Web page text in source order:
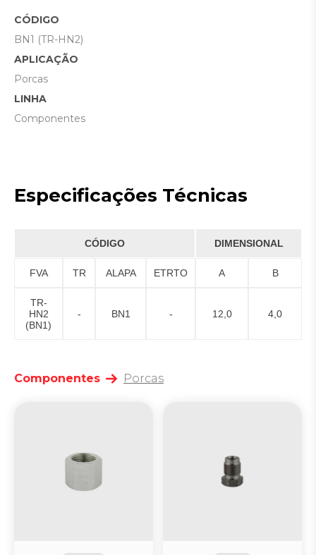
CÓDIGO
BN1 (TR-HN2)
APLICAÇÃO
Porcas
LINHA
Componentes
Especificações Técnicas
CÓDIGO DIMENSIONAL
FVA TR ALAPA ETRTO A B
TR-
HN2
(BN1)
- BN1 - 12,0 4,0
Componentes Porcas